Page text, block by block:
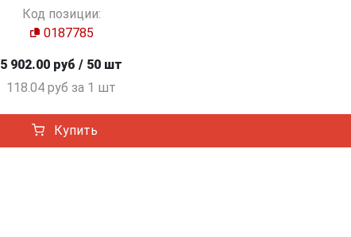
Код позиции:
0187785
5 902.00 руб / 50 шт
118.04 руб за 1 шт
Купить